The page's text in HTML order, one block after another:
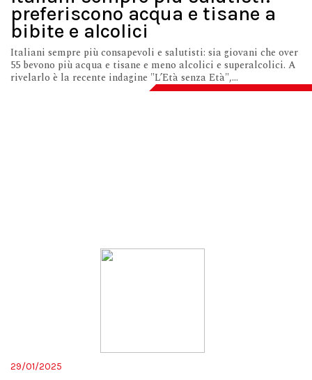
preferiscono acqua e tisane a
bibite e alcolici
Italiani sempre più consapevoli e salutisti: sia giovani che over
55 bevono più acqua e tisane e meno alcolici e superalcolici. A
rivelarlo è la recente indagine "L’Età senza Età",...
29/01/2025